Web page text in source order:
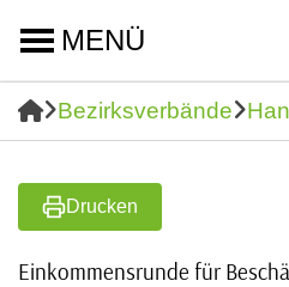
MENÜ
Bezirksverbände
Drucken
Einkommensrunde für